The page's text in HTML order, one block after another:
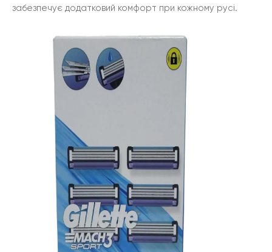
забезпечує додатковий комфорт при кожному русі.